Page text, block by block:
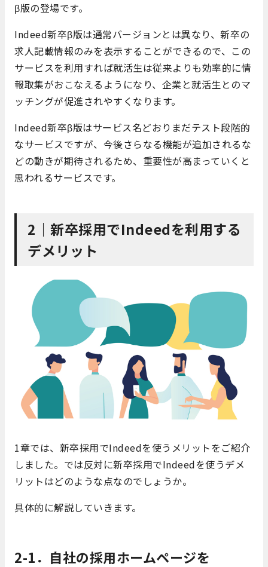
β版の登場です。
Indeed新卒β版は通常バージョンとは異なり、新卒の
求人記載情報のみを表示することができるので、この
サービスを利用すれば就活生は従来よりも効率的に情
報取集がおこなえるようになり、企業と就活生とのマ
ッチングが促進されやすくなります。
Indeed新卒β版はサービス名どおりまだテスト段階的
なサービスですが、今後さらなる機能が追加されるな
どの動きが期待されるため、重要性が高まっていくと
思われるサービスです。
2｜新卒採用でIndeedを利用する
デメリット
1章では、新卒採用でIndeedを使うメリットをご紹介
しました。では反対に新卒採用でIndeedを使うデメ
リットはどのような点なのでしょうか。
具体的に解説していきます。
2-1．自社の採用ホームページを